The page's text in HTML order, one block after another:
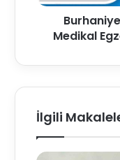
Medikal
İlgili